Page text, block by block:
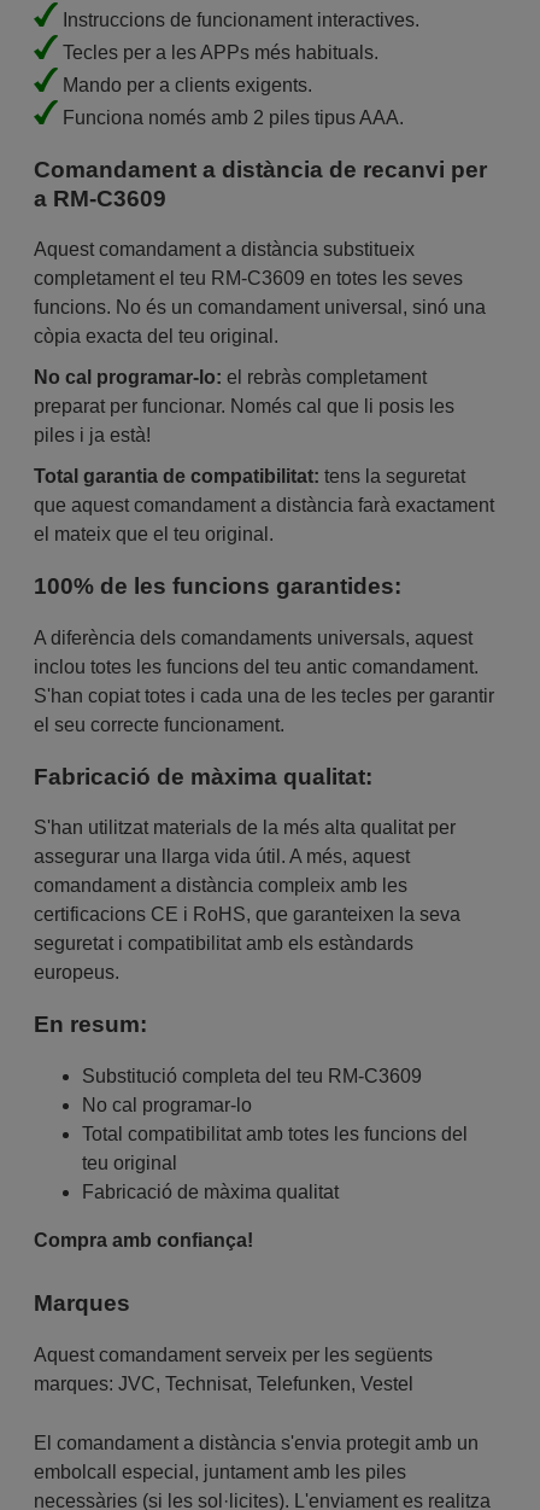
Instruccions de funcionament interactives.
Tecles per a les APPs més habituals.
Mando per a clients exigents.
Funciona només amb 2 piles tipus AAA.
Comandament a distància de recanvi per
a RM-C3609
Aquest comandament a distància substitueix
completament el teu RM-C3609 en totes les seves
funcions. No és un comandament universal, sinó una
còpia exacta del teu original.
No cal programar-lo: el rebràs completament
preparat per funcionar. Només cal que li posis les
piles i ja està!
Total garantia de compatibilitat: tens la seguretat
que aquest comandament a distància farà exactament
el mateix que el teu original.
100% de les funcions garantides:
A diferència dels comandaments universals, aquest
inclou totes les funcions del teu antic comandament.
S'han copiat totes i cada una de les tecles per garantir
el seu correcte funcionament.
Fabricació de màxima qualitat:
S'han utilitzat materials de la més alta qualitat per
assegurar una llarga vida útil. A més, aquest
comandament a distància compleix amb les
certificacions CE i RoHS, que garanteixen la seva
seguretat i compatibilitat amb els estàndards
europeus.
En resum:
Substitució completa del teu RM-C3609
No cal programar-lo
Total compatibilitat amb totes les funcions del
teu original
Fabricació de màxima qualitat
Compra amb confiança!
Marques
Aquest comandament serveix per les següents
marques: JVC, Technisat, Telefunken, Vestel
El comandament a distància s'envia protegit amb un
embolcall especial, juntament amb les piles
necessàries (si les sol·licites). L'enviament es realitza